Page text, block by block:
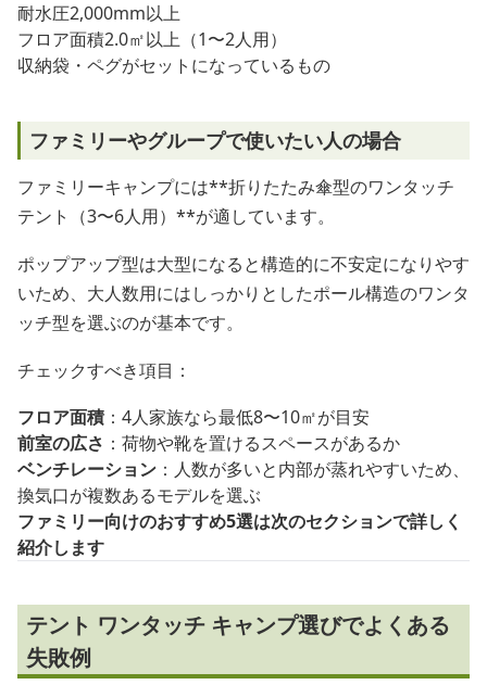
耐水圧2,000mm以上
フロア面積2.0㎡以上（1〜2人用）
収納袋・ペグがセットになっているもの
ファミリーやグループで使いたい人の場合
ファミリーキャンプには**折りたたみ傘型のワンタッチ
テント（3〜6人用）**が適しています。
ポップアップ型は大型になると構造的に不安定になりやす
いため、大人数用にはしっかりとしたポール構造のワンタ
ッチ型を選ぶのが基本です。
チェックすべき項目：
フロア面積 ：4人家族なら最低8〜10㎡が目安
前室の広さ ：荷物や靴を置けるスペースがあるか
ベンチレーション ：人数が多いと内部が蒸れやすいため、
換気口が複数あるモデルを選ぶ
ファミリー向けのおすすめ5選は次のセクションで詳しく
紹介します
テント ワンタッチ キャンプ選びでよくある
失敗例